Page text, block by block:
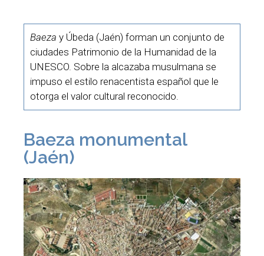
Baeza y Úbeda (Jaén) forman un conjunto de
ciudades Patrimonio de la Humanidad de la
UNESCO. Sobre la alcazaba musulmana se
impuso el estilo renacentista español que le
otorga el valor cultural reconocido.
Baeza monumental
(Jaén)